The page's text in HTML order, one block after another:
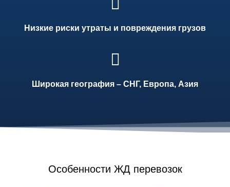
Низкие риски утраты и повреждения грузов
Широкая география – СНГ, Европа, Азия
Особенности ЖД перевозок